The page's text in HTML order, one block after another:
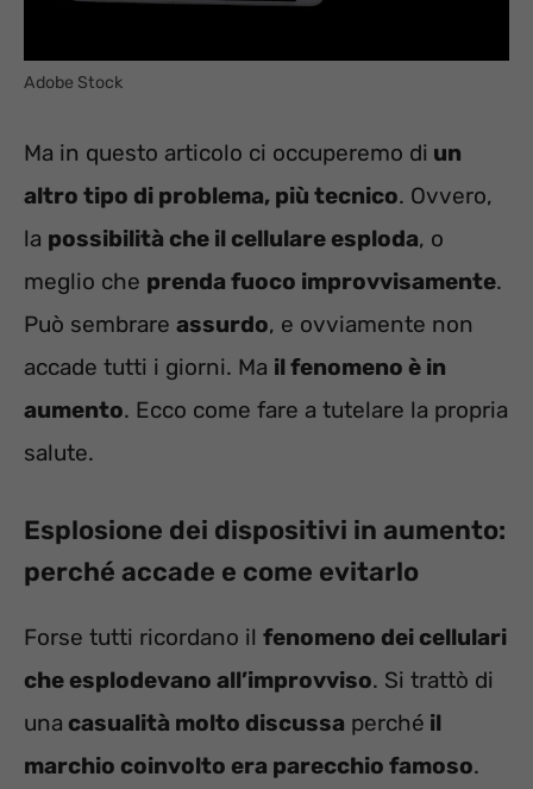
Adobe Stock
Ma in questo articolo ci occuperemo di un
altro tipo di problema, più tecnico. Ovvero,
la possibilità che il cellulare esploda, o
meglio che prenda fuoco improvvisamente.
Può sembrare assurdo, e ovviamente non
accade tutti i giorni. Ma il fenomeno è in
aumento. Ecco come fare a tutelare la propria
salute.
Esplosione dei dispositivi in aumento:
perché accade e come evitarlo
Forse tutti ricordano il fenomeno dei cellulari
che esplodevano all’improvviso. Si trattò di
una casualità molto discussa perché il
marchio coinvolto era parecchio famoso.